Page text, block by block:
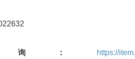
询：
https://